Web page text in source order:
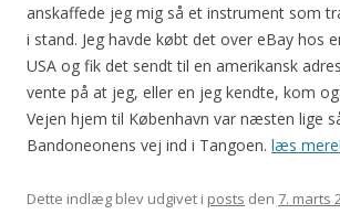
anskaffede jeg mig så et instrument som
i stand. Jeg havde købt det over eBay hos
USA og fik det sendt til en amerikansk
vente på at jeg, eller en jeg kendte, kom
Vejen hjem til København var næsten lige
Bandoneonens vej ind i Tangoen. læs mere!
Dette indlæg blev udgivet i posts den 7. marts